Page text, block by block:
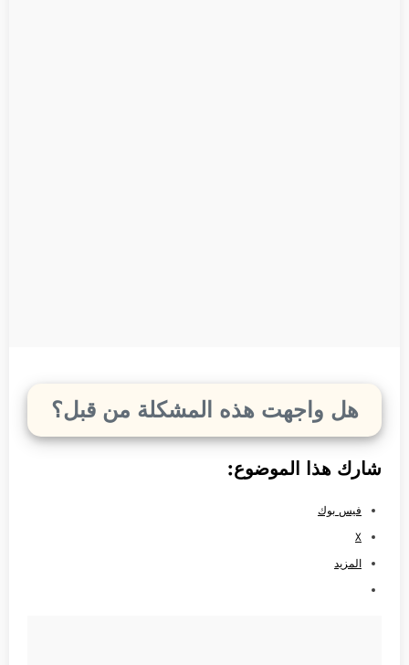
هل واجهت هذه المشكلة من قبل؟
شارك هذا الموضوع:
فيس بوك
X
المزيد